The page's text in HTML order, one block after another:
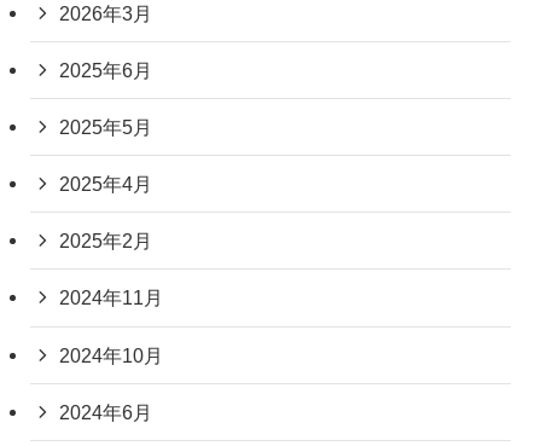
2026年3月
2025年6月
2025年5月
2025年4月
2025年2月
2024年11月
2024年10月
2024年6月